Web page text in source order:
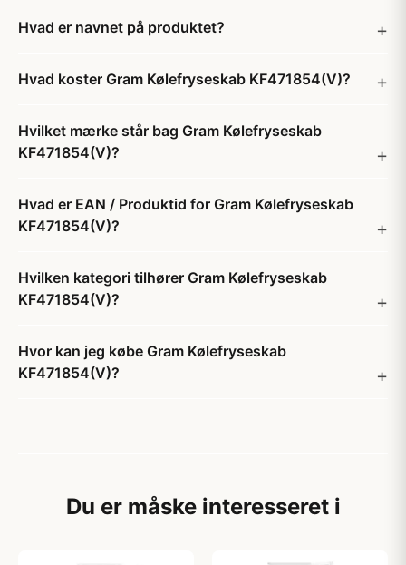
Hvad er navnet på produktet?
Hvad koster Gram Kølefryseskab KF471854(V)?
Hvilket mærke står bag Gram Kølefryseskab
KF471854(V)?
Hvad er EAN / Produktid for Gram Kølefryseskab
KF471854(V)?
Hvilken kategori tilhører Gram Kølefryseskab
KF471854(V)?
Hvor kan jeg købe Gram Kølefryseskab
KF471854(V)?
Du er måske interesseret i